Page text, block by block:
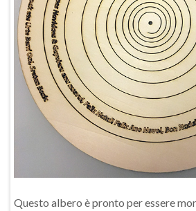
Questo albero è pronto per essere